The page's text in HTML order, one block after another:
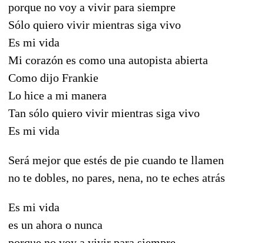
porque no voy a vivir para siempre
Sólo quiero vivir mientras siga vivo
Es mi vida
Mi corazón es como una autopista abierta
Como dijo Frankie
Lo hice a mi manera
Tan sólo quiero vivir mientras siga vivo
Es mi vida
Será mejor que estés de pie cuando te llamen
no te dobles, no pares, nena, no te eches atrás
Es mi vida
es un ahora o nunca